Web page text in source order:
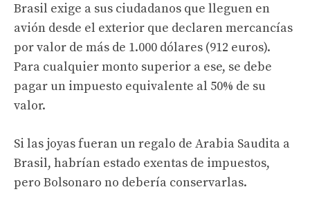
Brasil exige a sus ciudadanos que lleguen en
avión desde el exterior que declaren mercancías
por valor de más de 1.000 dólares (912 euros).
Para cualquier monto superior a ese, se debe
pagar un impuesto equivalente al 50% de su
valor.
Si las joyas fueran un regalo de Arabia Saudita a
Brasil, habrían estado exentas de impuestos,
pero Bolsonaro no debería conservarlas.